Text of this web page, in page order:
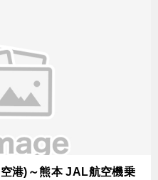
港)～熊本 JAL航空機乗